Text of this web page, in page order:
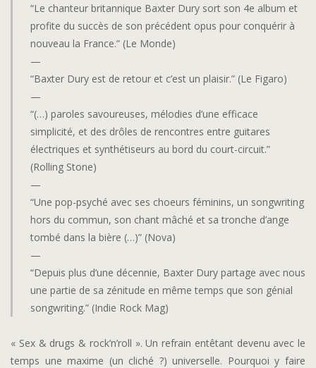
“Le chanteur britannique Baxter Dury sort son 4e album et
profite du succès de son précédent opus pour conquérir à
nouveau la France.” (Le Monde)
—
“Baxter Dury est de retour et c’est un plaisir.” (Le Figaro)
—
“(…) paroles savoureuses, mélodies d’une efficace
simplicité, et des drôles de rencontres entre guitares
électriques et synthétiseurs au bord du court-circuit.”
(Rolling Stone)
—
“Une pop-psyché avec ses choeurs féminins, un songwriting
hors du commun, son chant mâché et sa tronche d’ange
tombé dans la bière (…)” (Nova)
—
“Depuis plus d’une décennie, Baxter Dury partage avec nous
une partie de sa zénitude en même temps que son génial
songwriting.” (Indie Rock Mag)
« Sex & drugs & rock’n’roll ». Un refrain entêtant devenu avec le
temps une maxime (un cliché ?) universelle. Pourquoi y faire